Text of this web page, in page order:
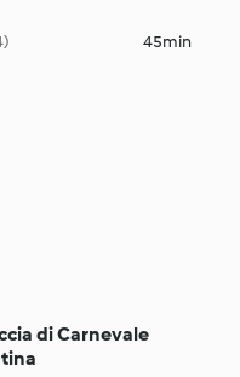
45min
di Carnevale